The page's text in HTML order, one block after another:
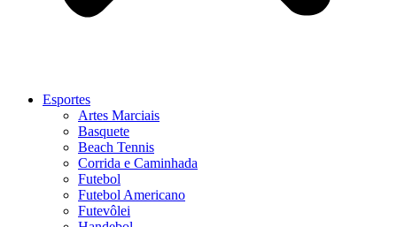
Esportes
Artes Marciais
Basquete
Beach Tennis
Corrida e Caminhada
Futebol
Futebol Americano
Futevôlei